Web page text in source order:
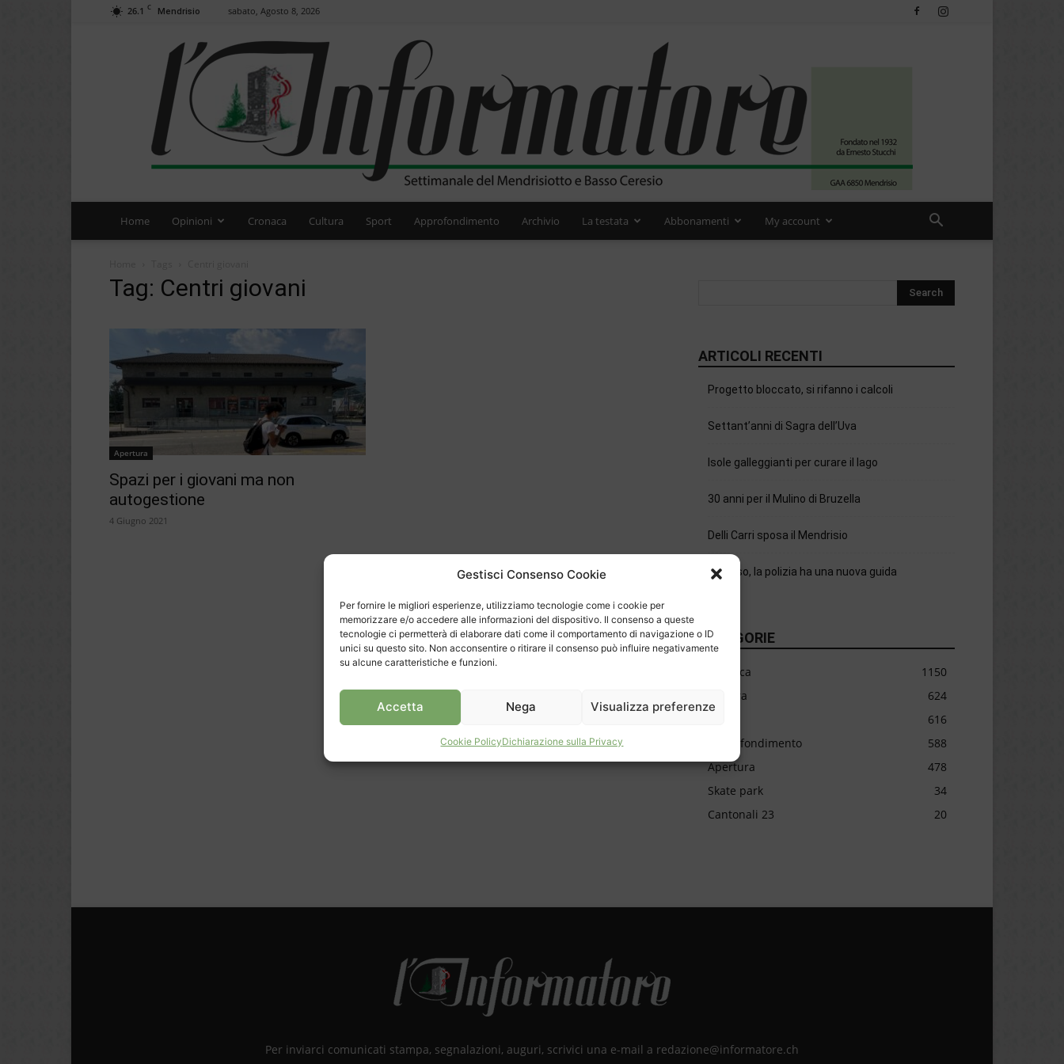
Gestisci Consenso Cookie
Per fornire le migliori esperienze, utilizziamo tecnologie come i cookie per
memorizzare e/o accedere alle informazioni del dispositivo. Il consenso a queste
tecnologie ci permetterà di elaborare dati come il comportamento di navigazione o ID
unici su questo sito. Non acconsentire o ritirare il consenso può influire negativamente
su alcune caratteristiche e funzioni.
Accetta Nega Visualizza preferenze
Cookie PolicyDichiarazione sulla Privacy
26.1 C Mendrisio sabato, Agosto 8, 2026
Home Opinioni Cronaca Cultura Sport Approfondimento Archivio La testata Abbonamenti My account
Tag: Centri giovani
Apertura
Spazi per i giovani ma non
autogestione
4 Giugno 2021
ARTICOLI RECENTI
Progetto bloccato, si rifanno i calcoli
Settant’anni di Sagra dell’Uva
Isole galleggianti per curare il lago
30 anni per il Mulino di Bruzella
Delli Carri sposa il Mendrisio
Chiasso, la polizia ha una nuova guida
CATEGORIE
Cronaca
1150
Cultura
624
616
Approfondimento
588
Apertura
478
Skate park
34
Cantonali 23
20
Per inviarci comunicati stampa, segnalazioni, auguri, scrivici una e-mail a redazione@informatore.ch